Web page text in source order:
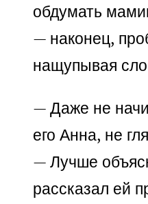
обдумать
— наконец,
нащупывая
— Даже не
его Анна, не
— Лучше
рассказал ей